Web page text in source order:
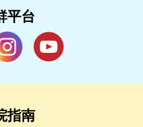
平台
指南